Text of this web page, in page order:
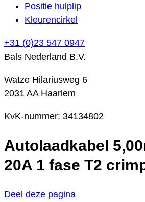
Positie hulplip
Kleurencirkel
+31 (0)23 547 0947
Bals Nederland B.V.
Watze Hilariusweg 6
2031 AA Haarlem
KvK-nummer: 34134802
Autolaadkabel
20A 1 fase T2
Deel deze pagina